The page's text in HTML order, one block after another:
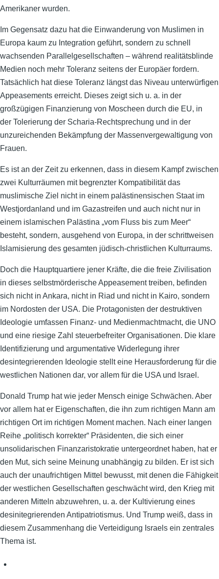
Amerikaner wurden.
Im Gegensatz dazu hat die Einwanderung von Muslimen in
Europa kaum zu Integration geführt, sondern zu schnell
wachsenden Parallelgesellschaften – während realitätsblinde
Medien noch mehr Toleranz seitens der Europäer fordern.
Tatsächlich hat diese Toleranz längst das Niveau unterwürfigen
Appeasements erreicht. Dieses zeigt sich u. a. in der
großzügigen Finanzierung von Moscheen durch die EU, in
der Tolerierung der Scharia-Rechtsprechung und in der
unzureichenden Bekämpfung der Massenvergewaltigung von
Frauen.
Es ist an der Zeit zu erkennen, dass in diesem Kampf zwischen
zwei Kulturräumen mit begrenzter Kompatibilität das
muslimische Ziel nicht in einem palästinensischen Staat im
Westjordanland und im Gazastreifen und auch nicht nur in
einem islamischen Palästina „vom Fluss bis zum Meer“
besteht, sondern, ausgehend von Europa, in der schrittweisen
Islamisierung des gesamten jüdisch-christlichen Kulturraums.
Doch die Hauptquartiere jener Kräfte, die die freie Zivilisation
in dieses selbstmörderische Appeasement treiben, befinden
sich nicht in Ankara, nicht in Riad und nicht in Kairo, sondern
im Nordosten der USA. Die Protagonisten der destruktiven
Ideologie umfassen Finanz- und Medienmachtmacht, die UNO
und eine riesige Zahl steuerbefreiter Organisationen. Die klare
Identifizierung und argumentative Widerlegung ihrer
desintegrierenden Ideologie stellt eine Herausforderung für die
westlichen Nationen dar, vor allem für die USA und Israel.
Donald Trump hat wie jeder Mensch einige Schwächen. Aber
vor allem hat er Eigenschaften, die ihn zum richtigen Mann am
richtigen Ort im richtigen Moment machen. Nach einer langen
Reihe „politisch korrekter“ Präsidenten, die sich einer
unsolidarischen Finanzaristokratie untergeordnet haben, hat er
den Mut, sich seine Meinung unabhängig zu bilden. Er ist sich
auch der unaufrichtigen Mittel bewusst, mit denen die Fähigkeit
der westlichen Gesellschaften geschwächt wird, den Krieg mit
anderen Mitteln abzuwehren, u. a. der Kultivierung eines
desinitegrierenden Antipatriotismus. Und Trump weiß, dass in
diesem Zusammenhang die Verteidigung Israels ein zentrales
Thema ist.